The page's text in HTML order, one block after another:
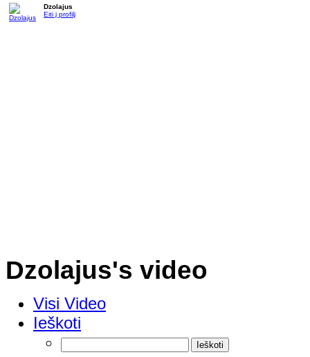
Dzolajus
Eiti į profilį
Dzolajus's video
Visi Video
Ieškoti